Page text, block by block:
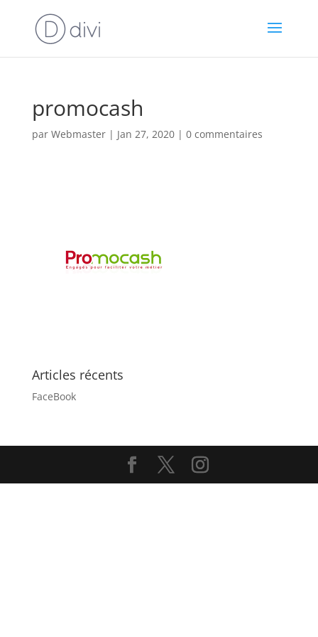
promocash
par Webmaster| Jan 27, 2020| 0 commentaires
Articles récents
FaceBook